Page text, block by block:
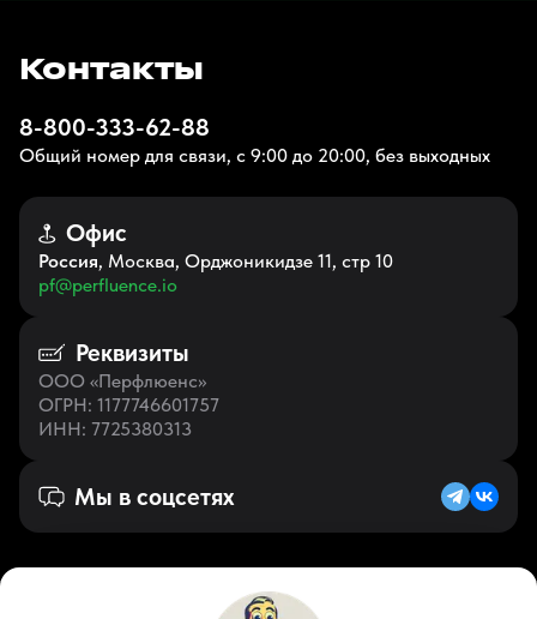
Контакты
8-800-333-62-88
Общий номер для связи, с 9:00 до 20:00, без выходных
Офис
Россия, Москва, Орджоникидзе 11, стр 10
pf@perfluence.io
Реквизиты
ООО «Перфлюенс»
ОГРН: 1177746601757
ИНН: 7725380313
Мы в соцсетях